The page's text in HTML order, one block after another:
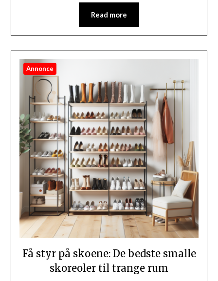
Read more
Annonce
Få styr på skoene: De bedste smalle
skoreoler til trange rum